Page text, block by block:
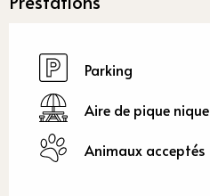
Parking
Aire de pique nique
Animaux acceptés